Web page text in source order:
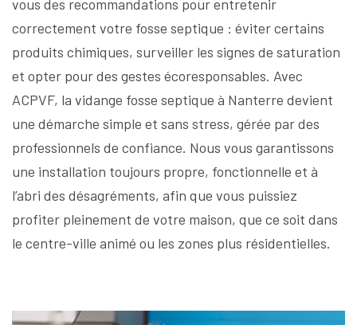
vous des recommandations pour entretenir
correctement votre fosse septique : éviter certains
produits chimiques, surveiller les signes de saturation
et opter pour des gestes écoresponsables. Avec
ACPVF, la vidange fosse septique à Nanterre devient
une démarche simple et sans stress, gérée par des
professionnels de confiance. Nous vous garantissons
une installation toujours propre, fonctionnelle et à
l’abri des désagréments, afin que vous puissiez
profiter pleinement de votre maison, que ce soit dans
le centre-ville animé ou les zones plus résidentielles.